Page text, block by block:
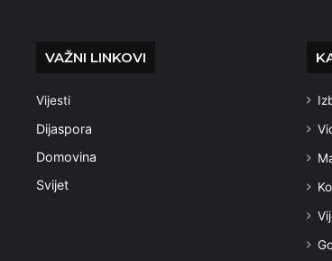
VAŽNI LINKOVI
Vijesti
Dijaspora
Domovina
Svijet